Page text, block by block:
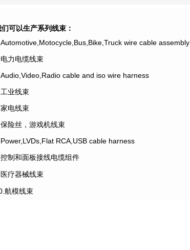
可以生产系列线束：
wire cable assembly
力电缆线束
cable and iso wire harness
业线束
电线束
险丝，游戏机线束
RCA,USB cable harness
制和面板接线电缆组件
疗器械线束
航模线束